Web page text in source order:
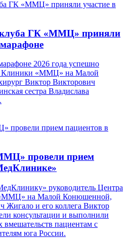
ГК «ММЦ» приняли
2026 года успешно
Клиники «ММЦ» на Малой
Виктор Викторович
сестра Владислава
провели прием
руководитель Центра
на Малой Конюшенной,
Жигало и его коллега Виктор
консультации и выполнили
пациентам с
юга России.